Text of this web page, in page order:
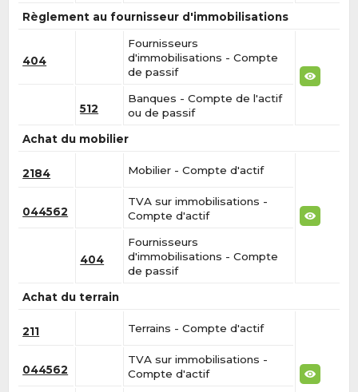
Règlement au fournisseur d'immobilisations
404
Fournisseurs
d'immobilisations - Compte
de passif
512
Banques - Compte de l'actif
ou de passif
Achat du mobilier
2184 Mobilier - Compte d'actif
044562
TVA sur immobilisations -
Compte d'actif
404
Fournisseurs
d'immobilisations - Compte
de passif
Achat du terrain
211 Terrains - Compte d'actif
044562
TVA sur immobilisations -
Compte d'actif